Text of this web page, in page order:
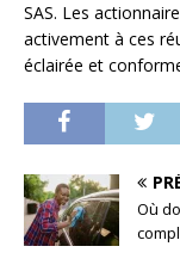
SAS. Les
activement à ces
éclairée et
Où